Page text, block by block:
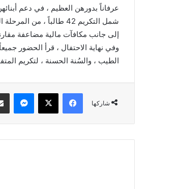
عرفاناً بدورهن العظيم ، في دعم
إلى جانب مكافآت مالية مضاعفة
وفي نهاية الاحتفال ، قرأ الحضور
الطيب ، والسُنة الحسنة ، لتكريم
شاركها
فيسبوك X